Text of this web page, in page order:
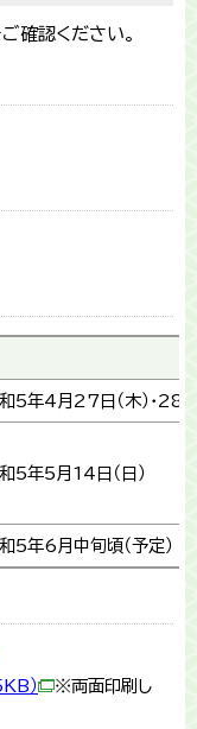
確認ください。
5年4月27日（木）・28日
5年5月14日（日）
5年6月中旬頃（予定）
）
※両面印刷し